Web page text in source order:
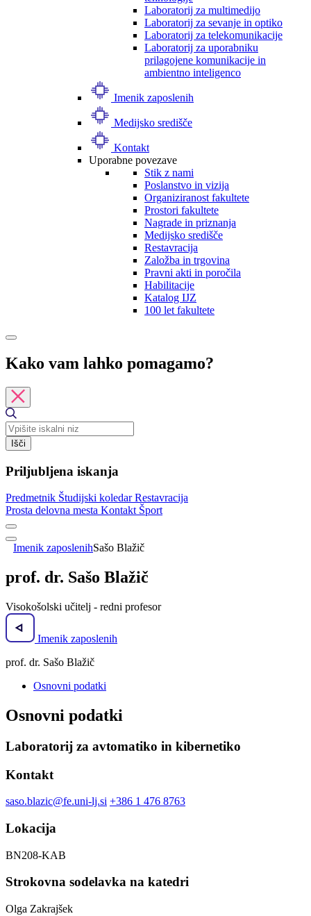
Laboratorij za multimedijo
Laboratorij za sevanje in optiko
Laboratorij za telekomunikacije
Laboratorij za uporabniku
prilagojene komunikacije in
ambientno inteligenco
Imenik zaposlenih
Medijsko središče
Kontakt
Uporabne povezave
Stik z nami
Poslanstvo in vizija
Organiziranost fakultete
Prostori fakultete
Nagrade in priznanja
Medijsko središče
Restavracija
Založba in trgovina
Pravni akti in poročila
Habilitacije
Katalog IJZ
100 let fakultete
Kako vam lahko pomagamo?
Išči
Priljubljena iskanja
Predmetnik Študijski koledarRestavracija
Prosta delovna mesta Kontakt Šport
Imenik zaposlenihSašo Blažič
prof. dr. Sašo Blažič
Visokošolski učitelj - redni profesor
Imenik zaposlenih
prof. dr. Sašo Blažič
Osnovni podatki
Osnovni podatki
Laboratorij za avtomatiko in kibernetiko
Kontakt
saso.blazic@fe.uni-lj.si +386 1 476 8763
Lokacija
BN208-KAB
Strokovna sodelavka na katedri
Olga Zakrajšek